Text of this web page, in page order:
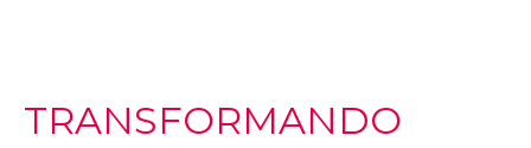
TRANSFORMANDO